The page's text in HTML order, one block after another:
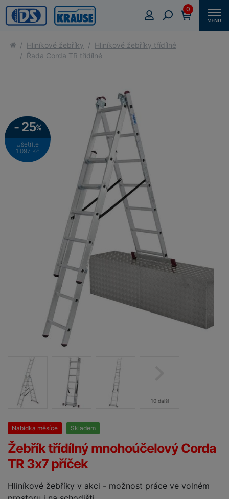
0
Hliníkové žebříky
Hliníkové žebříky třídílné
Řada Corda TR třídílné
10 další
- 25%
Ušetříte
1 097 Kč
Nabídka měsíce Skladem
Žebřík třídílný mnohoúčelový Corda
TR 3x7 příček
Hliníkové žebříky v akci - možnost práce ve volném